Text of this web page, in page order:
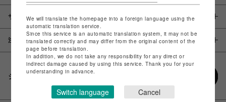
サイズ
注意事項
シェアする
We will translate the homepage into a foreign language using the
automatic translation service.
Since this service is an automatic translation system, it may not be
translated correctly and may differ from the original content of the
page before translation.
In addition, we do not take any responsibility for any direct or
indirect damage caused by using this service. Thank you for your
understanding in advance.
Switch language Cancel